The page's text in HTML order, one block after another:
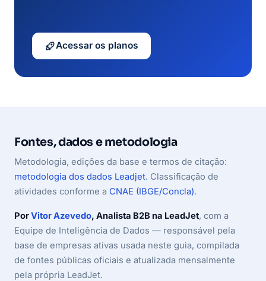
Acessar os planos
Fontes, dados e metodologia
Metodologia, edições da base e termos de citação:
metodologia dos dados Leadjet. Classificação de
atividades conforme a CNAE (IBGE/Concla).
PorVitor Azevedo, Analista B2B na LeadJet, com a
Equipe de Inteligência de Dados — responsável pela
base de empresas ativas usada neste guia, compilada
de fontes públicas oficiais e atualizada mensalmente
pela própria LeadJet.